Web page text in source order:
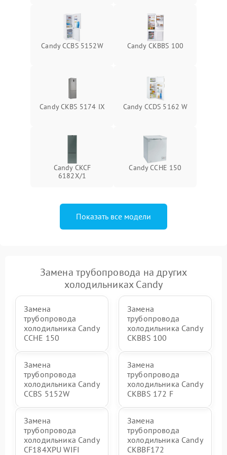
Candy CCBS 5152W Candy CKBBS 100
Candy CKBS 5174 IX Candy CCDS 5162 W
Candy CKCF
6182X/1
Candy CCHE 150
Показать все модели
Замена трубопровода на других
холодильниках Candy
Замена
трубопровода
холодильника Candy
CCHE 150
Замена
трубопровода
холодильника Candy
CKBBS 100
Замена
трубопровода
холодильника Candy
CCBS 5152W
Замена
трубопровода
холодильника Candy
CKBBS 172 F
Замена
трубопровода
холодильника Candy
CF184XPU WIFI
Замена
трубопровода
холодильника Candy
CKBBF172